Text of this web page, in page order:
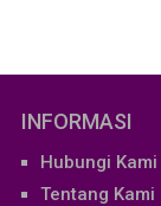
INFORMASI
Hubungi Kami
Tentang Kami